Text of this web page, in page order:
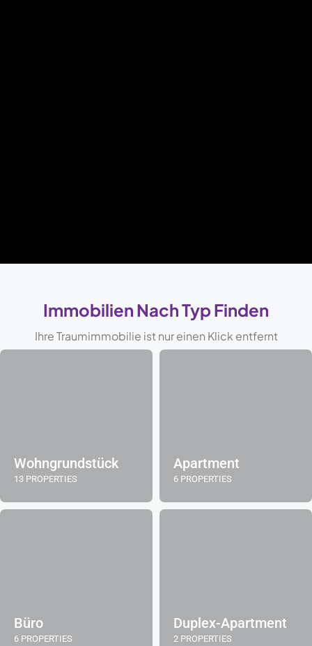
Immobilien Nach Typ Finden
Ihre Traumimmobilie ist nur einen Klick entfernt
Wohngrundstück
13 PROPERTIES
Apartment
6 PROPERTIES
Büro
6 PROPERTIES
Duplex-Apartment
2 PROPERTIES